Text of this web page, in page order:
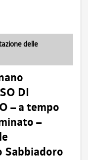
delle
DI
– a tempo
–
Sabbiadoro